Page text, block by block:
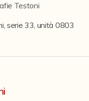
Testoni
serie 33, unità 0803